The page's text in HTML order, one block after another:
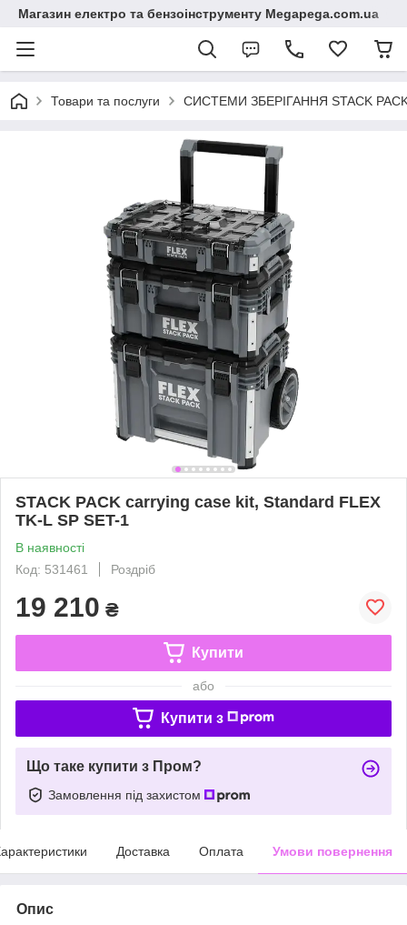
Магазин електро та бензоінструменту Megapega.com.ua
Товари та послуги СИСТЕМИ ЗБЕРІГАННЯ STACK
STACK PACK carrying case kit, Standard FLEX
TK-L SP SET-1
В наявності
Код: 531461
Роздріб
19 210 ₴
Купити
або
Купити з
Що таке купити з Пром?
Замовлення під захистом
Доставка Оплата Умови повернення
Опис